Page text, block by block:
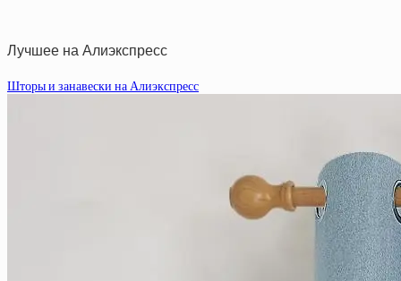
Лучшее на Алиэкспресс
Шторы и занавески на Алиэкспресс